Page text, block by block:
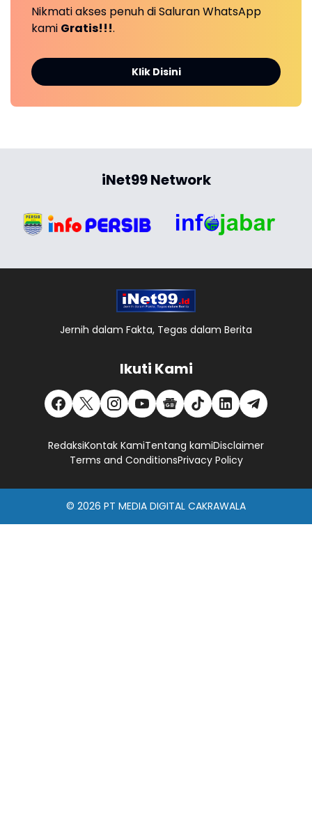
Nikmati akses penuh di Saluran WhatsApp
kami Gratis!!!.
Klik Disini
iNet99 Network
Jernih dalam Fakta, Tegas dalam Berita
Ikuti Kami
RedaksiKontak KamiTentang kamiDisclaimer
Terms and ConditionsPrivacy Policy
© 2026 PT MEDIA DIGITAL CAKRAWALA